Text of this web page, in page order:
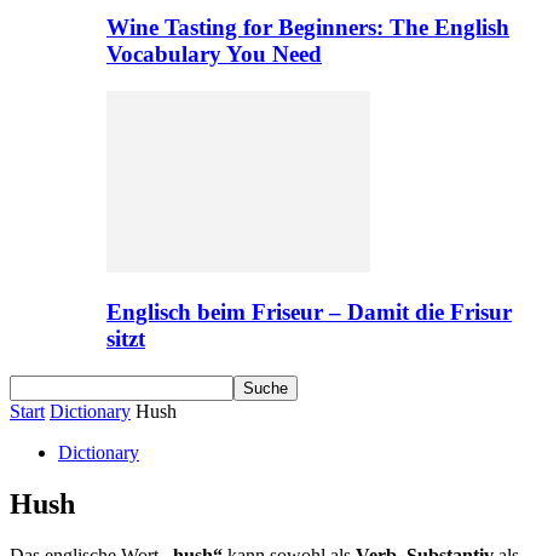
Wine Tasting for Beginners: The English
Vocabulary You Need
Englisch beim Friseur – Damit die Frisur
sitzt
Start Dictionary Hush
Dictionary
Hush